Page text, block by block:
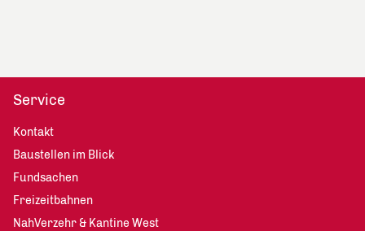
Service
Kontakt
Baustellen im Blick
Fundsachen
Freizeitbahnen
NahVerzehr & Kantine West